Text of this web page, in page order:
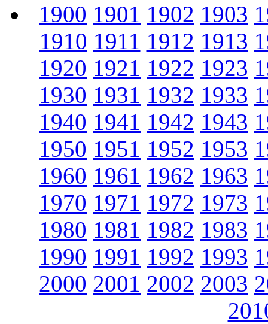
1900 1901 1902 1903
1910 1911 1912 1913
1920 1921 1922 1923
1930 1931 1932 1933
1940 1941 1942 1943
1950 1951 1952 1953
1960 1961 1962 1963
1970 1971 1972 1973
1980 1981 1982 1983
1990 1991 1992 1993
2000 2001 2002 2003